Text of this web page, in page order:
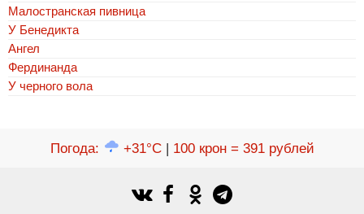
Малостранская пивница
У Бенедикта
Ангел
Фердинанда
У черного вола
Погода: +31°C| 100 крон = 391 рублей